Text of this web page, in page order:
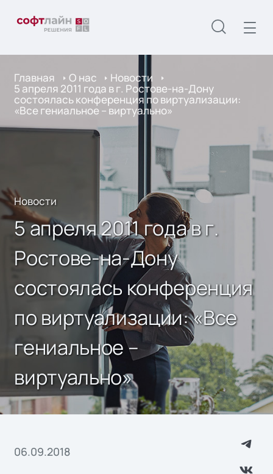
Главная О нас Новости
5 апреля 2011 года в г. Ростове-на-Дону
состоялась конференция по виртуализации:
«Все гениальное – виртуально»
Новости
5 апреля 2011 года в г.
Ростове-на-Дону
состоялась конференция
по виртуализации: «Все
гениальное –
виртуально»
06.09.2018